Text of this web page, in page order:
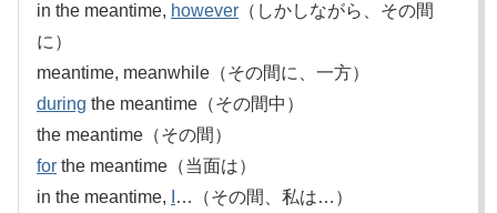
in the meantime, however （しかしながら、その間
に）
meantime, meanwhile（その間に、一方）
during the meantime（その間中）
the meantime（その間）
for the meantime（当面は）
in the meantime,
…（その間、私は…）